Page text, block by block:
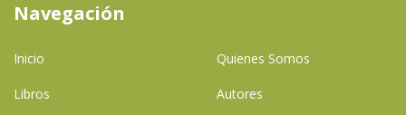
Navegación
Inicio Quienes Somos
Libros Autores